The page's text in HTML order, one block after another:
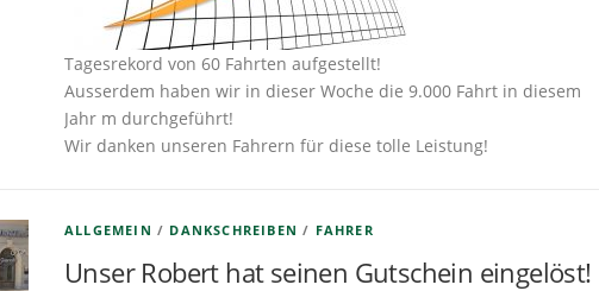
Tagesrekord von 60 Fahrten aufgestellt!
Ausserdem haben wir in dieser Woche die 9.000 Fahrt in diesem
Jahr m durchgeführt!
Wir danken unseren Fahrern für diese tolle Leistung!
ALLGEMEIN / DANKSCHREIBEN / FAHRER
Unser Robert hat seinen Gutschein eingelöst!